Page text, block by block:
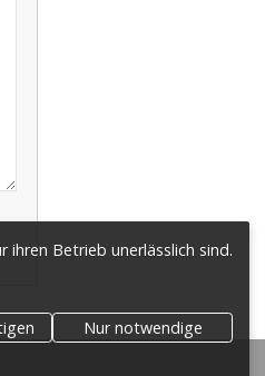
ihren Betrieb unerlässlich sind.
Nur notwendige